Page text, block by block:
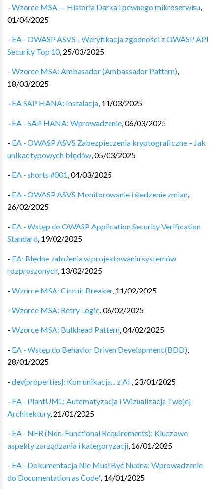
- Wzorce MSA — Historia Darka i pewnego mikroserwisu,
01/04/2025
- EA - OWASP ASVS - Weryfikacja zgodności z OWASP API
Security Top 10, 25/03/2025
- Wzorce MSA: Ambasador (Ambassador Pattern),
18/03/2025
- EA SAP HANA: Instalacja, 11/03/2025
- EA - SAP HANA: Wprowadzenie,06/03/2025
- EA - OWASP ASVS Zabezpieczenia kryptograficzne – Jak
unikać typowych błędów,05/03/2025
- EA - shorts #001,04/03/2025
- EA - OWASP ASVS Monitorowanie i śledzenie zmian,
26/02/2025
- EA - Wstęp do OWASP Application Security Verification
Standard, 19/02/2025
- EA: Błędne założenia w projektowaniu systemów
rozproszonych, 13/02/2025
- Wzorce MSA: Circuit Breaker, 11/02/2025
- Wzorce MSA: Retry Logic,06/02/2025
- Wzorce MSA: Bulkhead Pattern,04/02/2025
- EA - Wstęp do Behavior Driven Development (BDD),
28/01/2025
- dev{properties}: Komunikacja... z AI , 23/01/2025
- EA - PlantUML: Automatyzacja i Wizualizacja Twojej
Architektury, 21/01/2025
- EA - NFR (Non-Functional Requirements): Kluczowe
aspekty zarządzania i kategoryzacji, 16/01/2025
- EA - Dokumentacja Nie Musi Być Nudna: Wprowadzenie
do Documentation as Code", 14/01/2025